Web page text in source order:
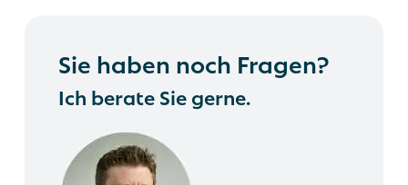
Sie haben noch Fragen?
Ich berate Sie gerne.